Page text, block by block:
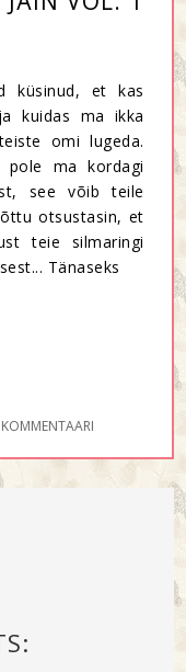
küsinud, et kas
kuidas ma ikka
omi lugeda.
pole ma kordagi
see võib teile
otsustasin, et
teie silmaringi
Tänaseks